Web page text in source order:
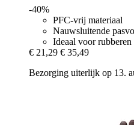
-40%
PFC-vrij materiaal
Nauwsluitende
Ideaal voor rubberen
€ 21,29 € 35,49
Bezorging uiterlijk op 13.